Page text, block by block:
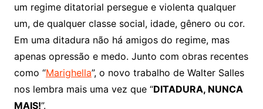
um regime ditatorial persegue e violenta qualquer
um, de qualquer classe social, idade, gênero ou cor.
Em uma ditadura não há amigos do regime, mas
apenas opressão e medo. Junto com obras recentes
como “Marighella”, o novo trabalho de Walter Salles
nos lembra mais uma vez que “DITADURA, NUNCA
MAIS!”.